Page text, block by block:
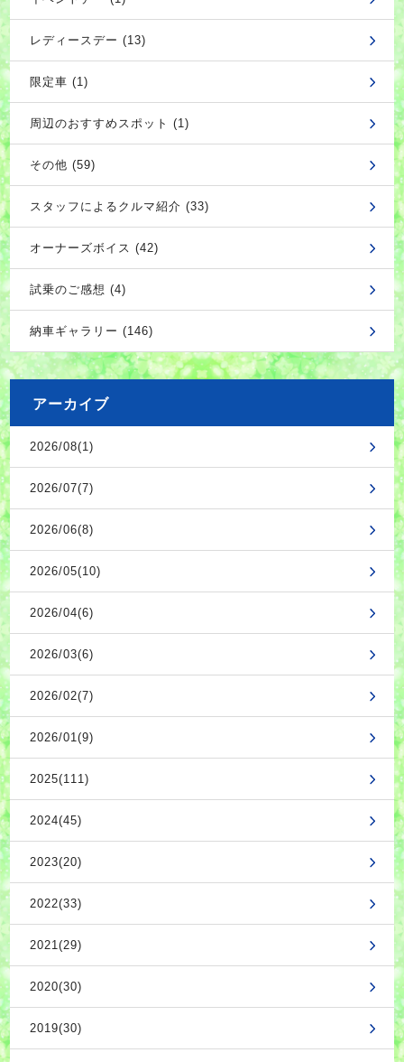
レディースデー (13)
限定車 (1)
周辺のおすすめスポット (1)
その他 (59)
スタッフによるクルマ紹介 (33)
オーナーズボイス (42)
試乗のご感想 (4)
納車ギャラリー (146)
アーカイブ
2026/08(1)
2026/07(7)
2026/06(8)
2026/05(10)
2026/04(6)
2026/03(6)
2026/02(7)
2026/01(9)
2025(111)
2024(45)
2023(20)
2022(33)
2021(29)
2020(30)
2019(30)